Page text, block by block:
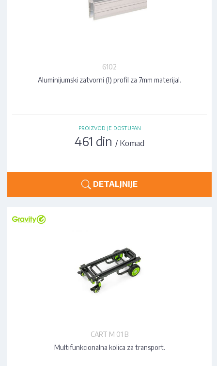
6102
Aluminijumski zatvorni (I) profil za 7mm materijal.
PROIZVOD JE DOSTUPAN
461 din / Komad
DETALJNIJE
CART M 01 B
Multifunkcionalna kolica za transport.